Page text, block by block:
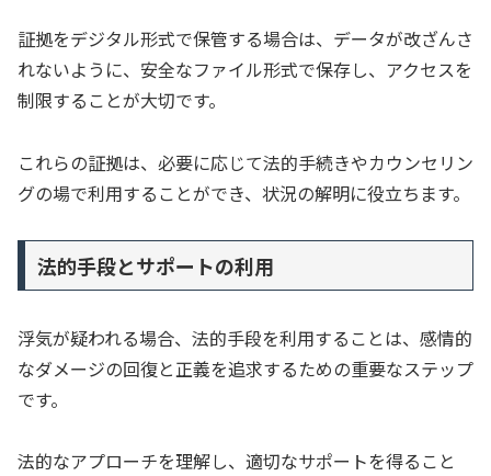
証拠をデジタル形式で保管する場合は、データが改ざんさ
れないように、安全なファイル形式で保存し、アクセスを
制限することが大切です。
これらの証拠は、必要に応じて法的手続きやカウンセリン
グの場で利用することができ、状況の解明に役立ちます。
法的手段とサポートの利用
浮気が疑われる場合、法的手段を利用することは、感情的
なダメージの回復と正義を追求するための重要なステップ
です。
法的なアプローチを理解し、適切なサポートを得ること